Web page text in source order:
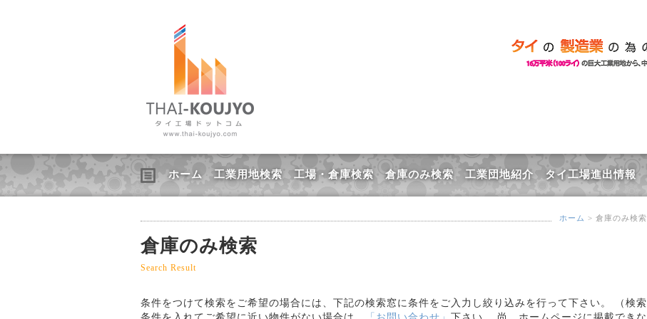
ホーム 工業用地検索 工場・倉庫検索 倉庫のみ検索 工業団地紹介 タイ工場進出情報
ホーム > 倉庫のみ検索
倉庫のみ検索
Search Result
条件をつけて検索をご希望の場合には、下記の検索窓に条件をご入力し絞り込みを行って下さい。 （検索